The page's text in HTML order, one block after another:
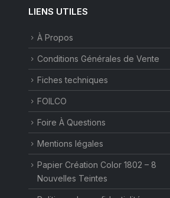
LIENS UTILES
À Propos
Conditions Générales de Vente
Fiches techniques
FOILCO
Foire À Questions
Mentions légales
Papier Création Color 1802 – 8
Nouvelles Teintes